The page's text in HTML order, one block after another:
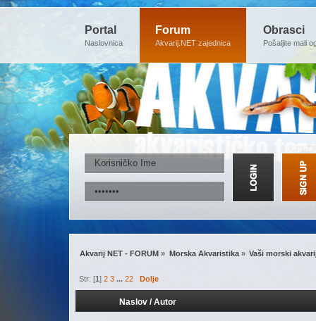
Portal
Naslovnica
Forum
Akvarij.NET zajednica
Obrasci
Pošaljite mali
Akvarij NET - FORUM » Morska Akvaristika» Vaši morski
Str: [1]2 3 ...22 Dolje
Naslov /Autor